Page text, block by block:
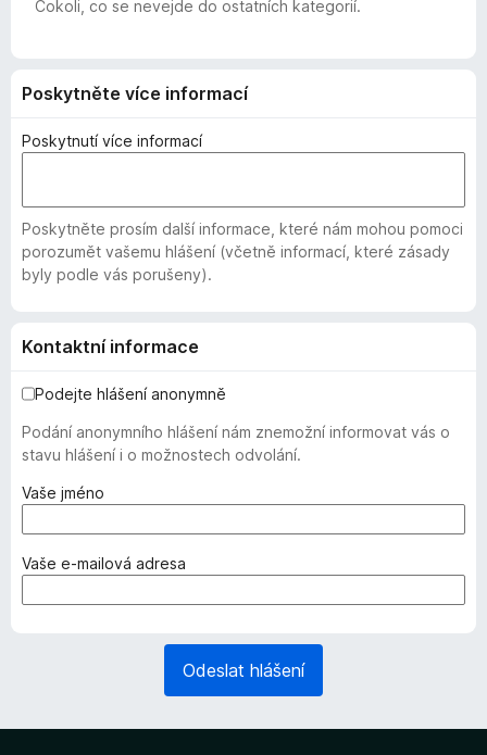
Cokoli, co se nevejde do ostatních kategorií.
Poskytněte více informací
Poskytnutí více informací
Poskytněte prosím další informace, které nám mohou pomoci
porozumět vašemu hlášení (včetně informací, které zásady
byly podle vás porušeny).
Kontaktní informace
Podejte hlášení anonymně
Podání anonymního hlášení nám znemožní informovat vás o
stavu hlášení i o možnostech odvolání.
Vaše jméno
y
ž
d
Vaše e-mailová adresa
y
d
o
Odeslat hlášení